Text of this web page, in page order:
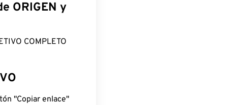
ORIGEN y
COMPLETO
"Copiar enlace"